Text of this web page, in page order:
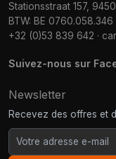
Stationsstraat 157,
BTW: BE 0760.058.346
+32 (0)53 839 642 ·
Suivez-nous sur
Newsletter
Recevez des offres et